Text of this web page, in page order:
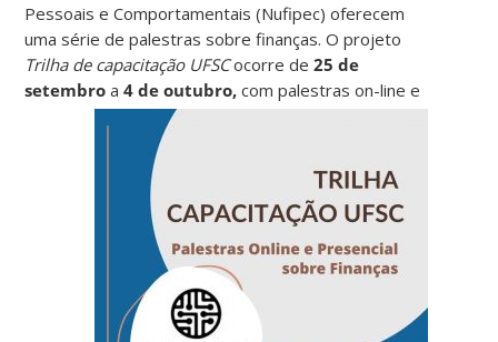
Pessoais e Comportamentais (Nufipec) oferecem
uma série de palestras sobre finanças. O projeto
Trilha de capacitação UFSCocorre de25 de
setembro a4 de outubro, com palestras on-line e